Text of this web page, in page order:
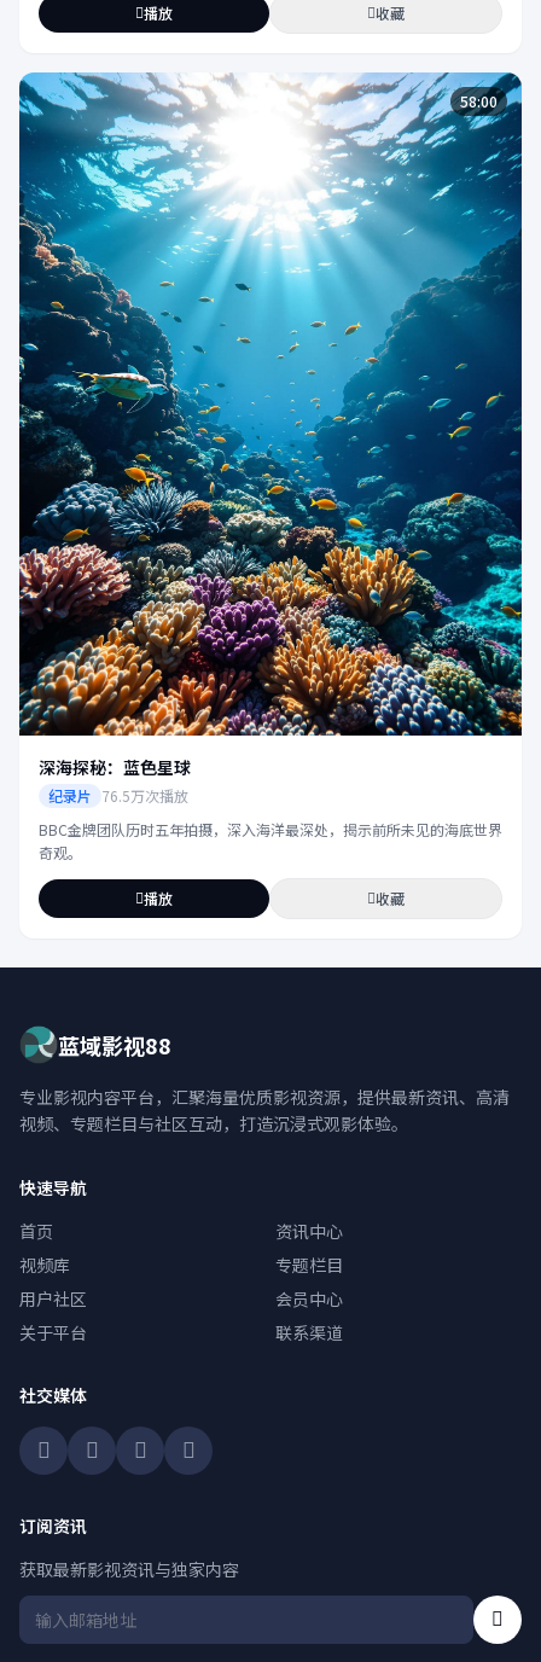
播放 收藏
58:00
深海探秘：蓝色星球
纪录片 76.5万次播放
BBC金牌团队历时五年拍摄，深入海洋最深处，揭示前所未见的海底世界
奇观。
播放 收藏
蓝域影视88
专业影视内容平台，汇聚海量优质影视资源，提供最新资讯、高清
视频、专题栏目与社区互动，打造沉浸式观影体验。
快速导航
首页
资讯中心
视频库
专题栏目
用户社区
会员中心
关于平台
联系渠道
社交媒体
订阅资讯
获取最新影视资讯与独家内容